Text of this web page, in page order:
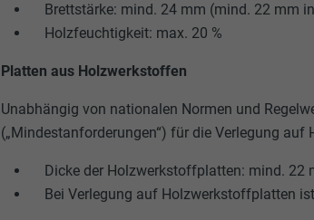
Brettstärke: mind. 24 mm (mind. 22 mm
Holzfeuchtigkeit: max. 20 %
Platten aus Holzwerkstoffen
Unabhängig von nationalen Normen und
(„Mindestanforderungen“) für die Verlegung
Dicke der Holzwerkstoffplatten: mind. 22
Bei Verlegung auf Holzwerkstoffplatten